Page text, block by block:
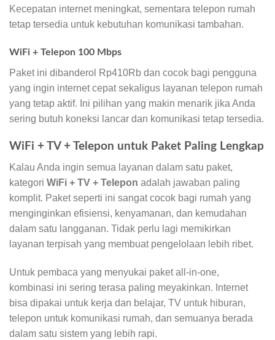
Kecepatan internet meningkat, sementara telepon rumah
tetap tersedia untuk kebutuhan komunikasi tambahan.
WiFi + Telepon 100 Mbps
Paket ini dibanderol Rp410Rb dan cocok bagi pengguna
yang ingin internet cepat sekaligus layanan telepon rumah
yang tetap aktif. Ini pilihan yang makin menarik jika Anda
sering butuh koneksi lancar dan komunikasi tetap tersedia.
WiFi + TV + Telepon untuk Paket Paling Lengkap
Kalau Anda ingin semua layanan dalam satu paket,
kategori WiFi + TV + Telepon adalah jawaban paling
komplit. Paket seperti ini sangat cocok bagi rumah yang
menginginkan efisiensi, kenyamanan, dan kemudahan
dalam satu langganan. Tidak perlu lagi memikirkan
layanan terpisah yang membuat pengelolaan lebih ribet.
Untuk pembaca yang menyukai paket all-in-one,
kombinasi ini sering terasa paling meyakinkan. Internet
bisa dipakai untuk kerja dan belajar, TV untuk hiburan,
telepon untuk komunikasi rumah, dan semuanya berada
dalam satu sistem yang lebih rapi.